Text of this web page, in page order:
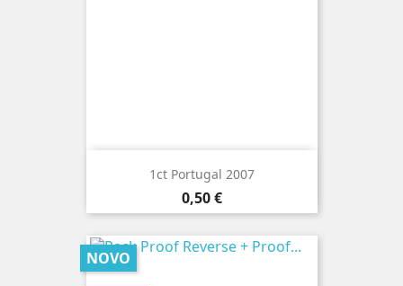
1ct Portugal 2007
Preço
0,50 €
NOVO